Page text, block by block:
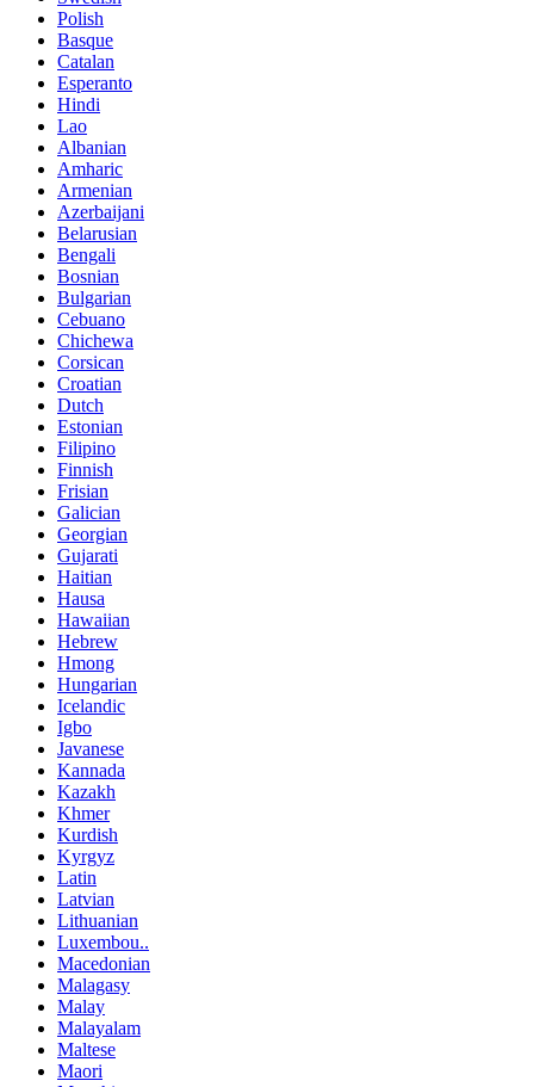
Polish
Basque
Catalan
Esperanto
Hindi
Lao
Albanian
Amharic
Armenian
Azerbaijani
Belarusian
Bengali
Bosnian
Bulgarian
Cebuano
Chichewa
Corsican
Croatian
Dutch
Estonian
Filipino
Finnish
Frisian
Galician
Georgian
Gujarati
Haitian
Hausa
Hawaiian
Hebrew
Hmong
Hungarian
Icelandic
Igbo
Javanese
Kannada
Kazakh
Khmer
Kurdish
Kyrgyz
Latin
Latvian
Lithuanian
Luxembou..
Macedonian
Malagasy
Malay
Malayalam
Maltese
Maori